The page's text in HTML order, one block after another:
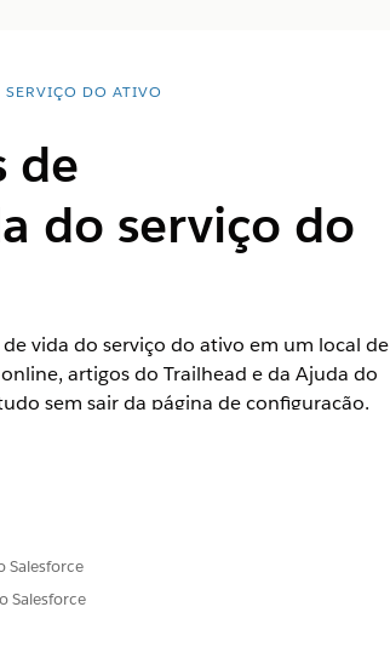
DO ATIVO
de
do serviço do
vida do serviço do ativo em um local de
artigos do Trailhead e da Ajuda do
sem sair da página de configuração.
Agentforce habilitado.
Salesforce
Salesforce